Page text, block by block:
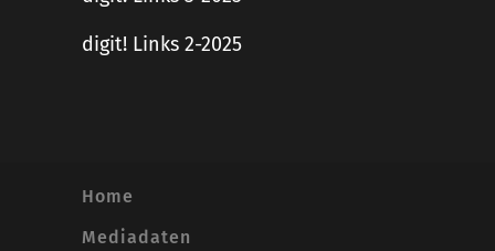
digit! Links 2-2025
Home
Mediadaten